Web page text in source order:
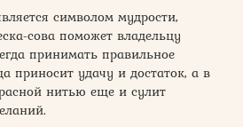
символом мудрости,
сова поможет владельцу
принимать правильное
приносит удачу и достаток, а в
нитью еще и сулит